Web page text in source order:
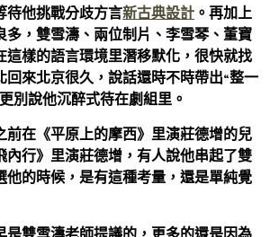
待他挑戰分歧方言新古典設計 。再加上
多，雙雪濤、兩位制片、李雪琴、董寶
這樣的語言環境里潛移默化，很快就找
回來北京很久，說話還時不時帶出“整一
別說他沉醉式待在劇組里。
前在《平原上的摩西》里演莊德增的兒
內行》里演莊德增，有人說他串起了雙
他的時候，是有這種考量，還是單純覺